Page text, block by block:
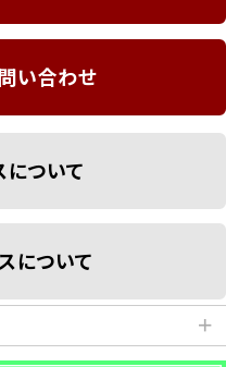
い合わせ
について
について
＋